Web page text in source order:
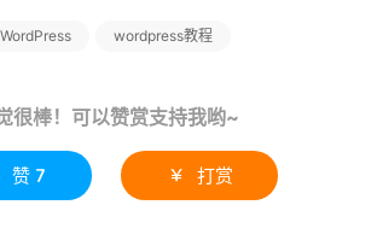
WordPress wordpress教程
很棒！可以赞赏支持我哟~
赞 7  打赏